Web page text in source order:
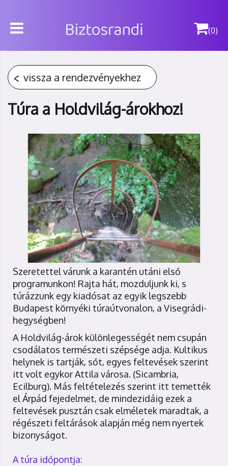
(0)
vissza a rendezvényekhez
Túra a Holdvilág-árokhoz!
Szeretettel várunk a karantén utáni első
programunkon! Rajta hát, mozduljunk ki, s
túrázzunk egy kiadósat az egyik legszebb
Budapest környéki túraútvonalon, a Visegrádi-
hegységben!
A Holdvilág-árok különlegességét nem csupán
csodálatos természeti szépsége adja. Kultikus
helynek is tartják, sőt, egyes feltevések szerint
itt volt egykor Attila városa. (Sicambria,
Ecilburg). Más feltételezés szerint itt temették
el Árpád fejedelmet, de mindezidáig ezek a
feltevések pusztán csak elméletek maradtak, a
régészeti feltárások alapján még nem nyertek
bizonyságot.
A túra időpontja: